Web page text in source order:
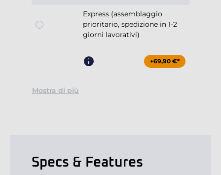
Express (assemblaggio
prioritario, spedizione in 1-2
giorni lavorativi)
+69,90 €*
Mostra di più
Specs & Features